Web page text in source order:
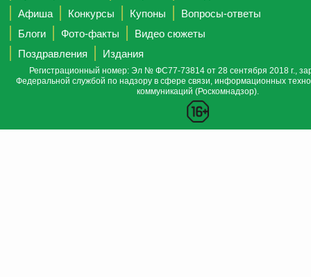
Афиша
Конкурсы Купоны
Вопросы-ответы
Блоги
Фото-факты
Видео сюжеты
Поздравления
Издания
Регистрационный номер: Эл № ФС77-73814 от 28 сентября 2018 г.,
Федеральной службой по надзору в сфере связи, информационных
коммуникаций (Роскомнадзор).